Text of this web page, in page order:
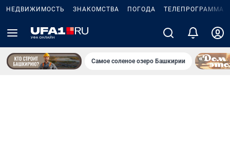
НЕДВИЖИМОСТЬ ЗНАКОМСТВА ПОГОДА ТЕЛЕПРОГРАММА
Самое соленое озеро Башкирии